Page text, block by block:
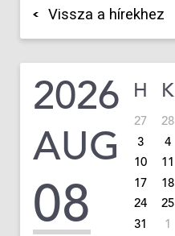
Vissza a hírekhez
2026
AUG
08
H K
27 28
3
4
10
11
17
18
24
25
31
1